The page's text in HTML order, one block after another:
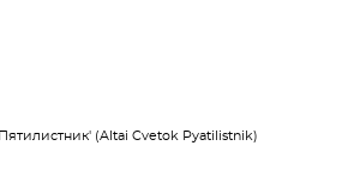
(Altai Cvetok Pyatilistnik)